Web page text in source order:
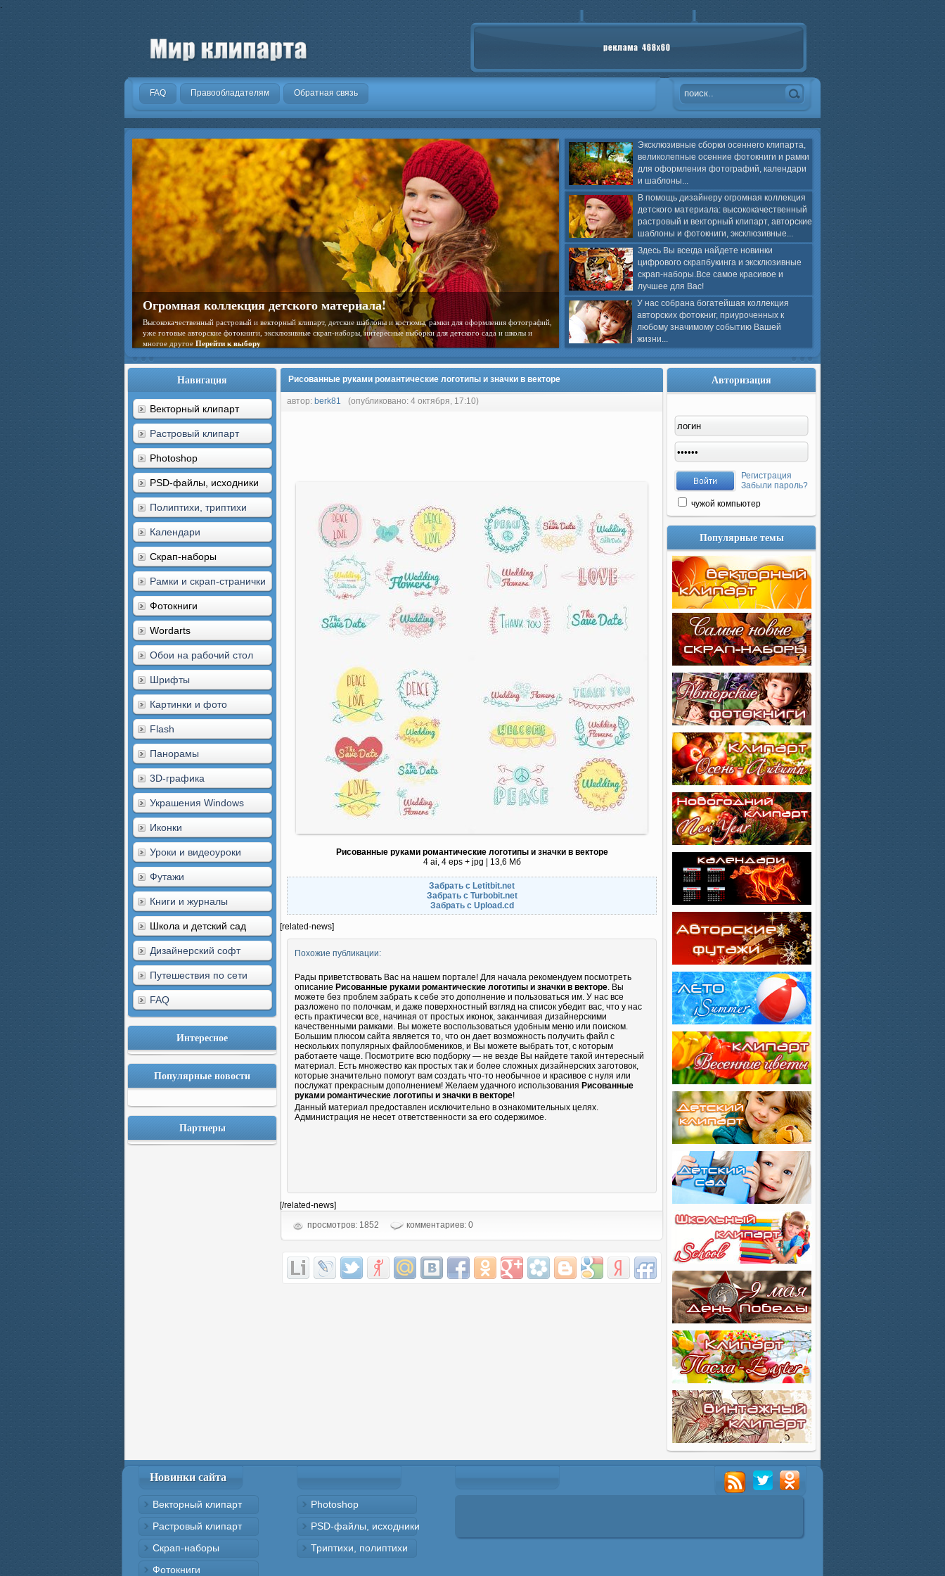
.
FAQ Правообладателям Обратная связь
Эксклюзивные сборки осеннего клипарта,
великолепные осенние фотокниги и рамки
для оформления фотографий, календари
и шаблоны...
В помощь дизайнеру огромная коллекция
детского материала: высококачественный
растровый и векторный клипарт, авторские
шаблоны и фотокниги, эксклюзивные...
Здесь Вы всегда найдете новинки
цифрового скрапбукинга и эксклюзивные
скрап-наборы.Все самое красивое и
лучшее для Вас!
У нас собрана богатейшая коллекция
авторских фотокниг, приуроченных к
любому значимому событию Вашей
жизни...
Огромная коллекция детского материала!
Высококачественный растровый и векторный клипарт, детские шаблоны и костюмы, рамки для оформления фотографий,
уже готовые авторские фотокниги, эксклюзивные скрап-наборы, интересные выборки для детского сада и школы и
многое другое Перейти к выбору
Навигация
Векторный клипарт
Растровый клипарт
Photoshop
PSD-файлы, исходники
Полиптихи, триптихи
Календари
Скрап-наборы
Рамки и скрап-странички
Фотокниги
Wordarts
Обои на рабочий стол
Шрифты
Картинки и фото
Flash
Панорамы
3D-графика
Украшения Windows
Иконки
Уроки и видеоуроки
Футажи
Книги и журналы
Школа и детский сад
Дизайнерский софт
Путешествия по сети
FAQ
Интересное
Популярные новости
Партнеры
Рисованные руками романтические логотипы и значки в векторе
автор: berk81 (опубликовано: 4 октября, 17:10)
Рисованные руками романтические логотипы и значки в векторе
4 ai, 4 eps + jpg | 13,6 Мб
Забрать с Letitbit.net
Забрать с Turbobit.net
Забрать с Upload.cd
[related-news]
Похожие публикации:
Рады приветствовать Вас на нашем портале! Для начала рекомендуем посмотреть
описание Рисованные руками романтические логотипы и значки в векторе. Вы
можете без проблем забрать к себе это дополнение и пользоваться им. У нас все
разложено по полочкам, и даже поверхностный взгляд на список убедит вас, что у нас
есть практически все, начиная от простых иконок, заканчивая дизайнерскими
качественными рамками. Вы можете воспользоваться удобным меню или поиском.
Большим плюсом сайта является то, что он дает возможность получить файл с
нескольких популярных файлообмеников, и Вы можете выбрать тот, с которым
работаете чаще. Посмотрите всю подборку — не везде Вы найдете такой интересный
материал. Есть множество как простых так и более сложных дизайнерских заготовок,
которые значительно помогут вам создать что-то необычное и красивое с нуля или
послужат прекрасным дополнением! Желаем удачного использования Рисованные
руками романтические логотипы и значки в векторе!
Данный материал предоставлен исключительно в ознакомительных целях.
Администрация не несет ответственности за его содержимое.
[/related-news]
просмотров: 1852
комментариев: 0
Авторизация
Регистрация
Забыли пароль?
чужой компьютер
Популярные темы
Новинки сайта
Векторный клипарт
Растровый клипарт
Скрап-наборы
Фотокниги
Photoshop
PSD-файлы, исходники
Триптихи, полиптихи